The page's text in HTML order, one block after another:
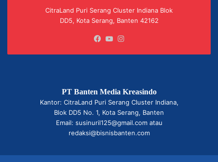
CitraLand Puri Serang Cluster Indiana Blok
DD5, Kota Serang, Banten 42162
Facebook
YouTube
PT Banten Media Kreasindo
Kantor: CitraLand Puri Serang Cluster Indiana,
Blok DD5 No. 1, Kota Serang, Banten
Email: susinuril125@gmail.com atau
redaksi@bisnisbanten.com